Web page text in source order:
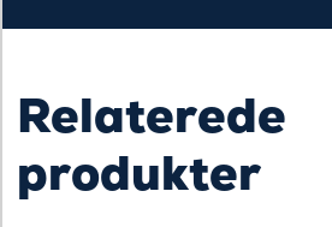
Relaterede
produkter